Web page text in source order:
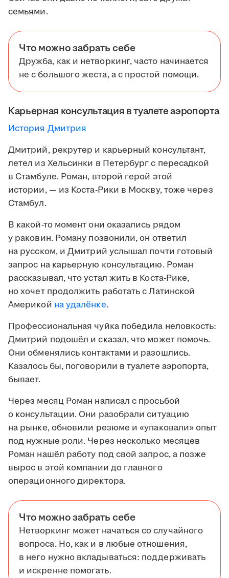
семьями.
Что можно забрать себе
Дружба, как и нетворкинг, часто начинается
не с большого жеста, а с простой помощи.
Карьерная консультация в туалете аэропорта
История Дмитрия
Дмитрий, рекрутер и карьерный консультант,
летел из Хельсинки в Петербург с пересадкой
в Стамбуле. Роман, второй герой этой
истории, — из Коста-Рики в Москву, тоже через
Стамбул.
В какой-то момент они оказались рядом
у раковин. Роману позвонили, он ответил
на русском, и Дмитрий услышал почти готовый
запрос на карьерную консультацию. Роман
рассказывал, что устал жить в Коста-Рике,
но хочет продолжить работать с Латинской
Америкой на удалёнке.
Профессиональная чуйка победила неловкость:
Дмитрий подошёл и сказал, что может помочь.
Они обменялись контактами и разошлись.
Казалось бы, поговорили в туалете аэропорта,
бывает.
Через месяц Роман написал с просьбой
о консультации. Они разобрали ситуацию
на рынке, обновили резюме и «упаковали» опыт
под нужные роли. Через несколько месяцев
Роман нашёл работу под свой запрос, а позже
вырос в этой компании до главного
операционного директора.
Что можно забрать себе
Нетворкинг может начаться со случайного
вопроса. Но, как и в любые отношения,
в него нужно вкладываться: поддерживать
и искренне помогать.